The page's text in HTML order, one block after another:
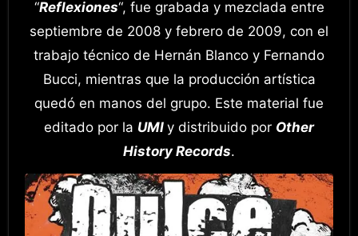
“Reflexiones“, fue grabada y mezclada entre
septiembre de 2008 y febrero de 2009, con el
trabajo técnico de Hernán Blanco y Fernando
Bucci, mientras que la producción artística
quedó en manos del grupo. Este material fue
editado por la UMI y distribuido por Other
History Records.